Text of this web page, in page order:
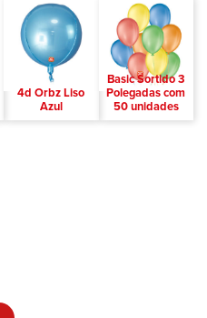
4d Orbz Liso
Azul
Basic Sortido 3
Polegadas com
50 unidades